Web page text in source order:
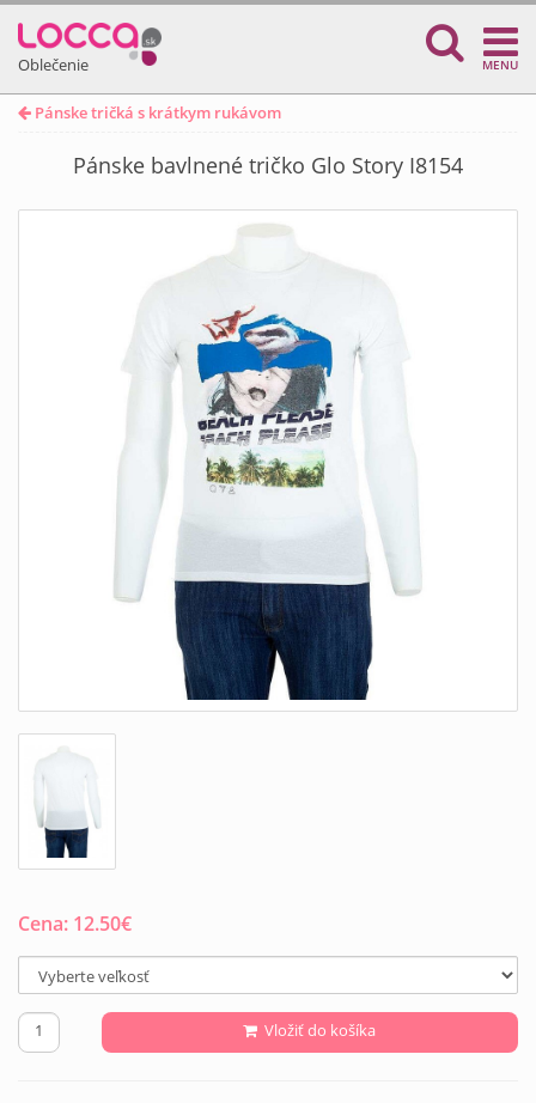
Oblečenie MENU
Pánske tričká s krátkym rukávom
Pánske bavlnené tričko Glo Story I8154
Cena: 12.50€
Vložiť do košíka